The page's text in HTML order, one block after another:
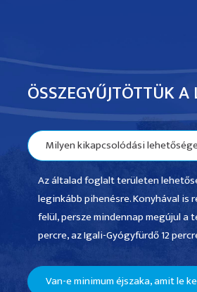
ÖSSZEGYŰJTÖTTÜK
Milyen kikapcsolódási
Az általad foglalt területen
leginkább pihenésre. Konyhával
felül, persze mindennap megújul a
percre, az Igali-Gyógyfürdő 12
Van-e minimum éjszaka, amit le